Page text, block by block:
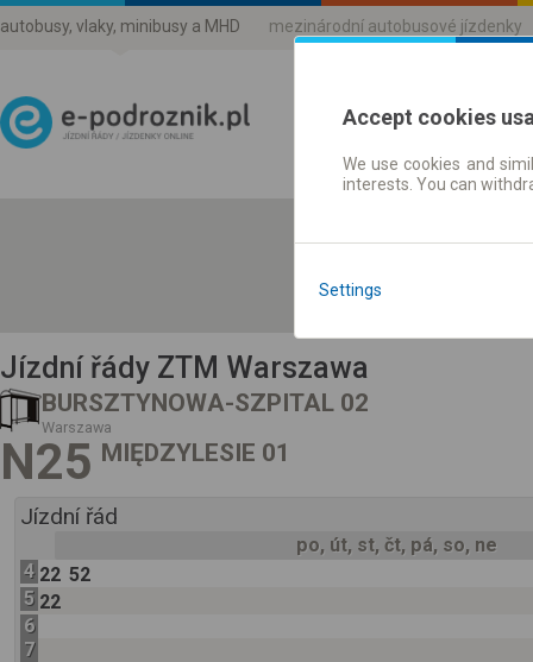
autobusy, vlaky, minibusy a MHD mezinárodní autobusové jízdenky
Jízdni řády a jízdenky
Jízdní řády ZTM Warszawa
BURSZTYNOWA-SZPITAL 02
Warszawa
N25 MIĘDZYLESIE 01
Jízdní řád
po, út, st, čt, pá, so, ne
4 22 52
5 22
6
7
Accept cookies
We use cookies and
interests. You can
Settings